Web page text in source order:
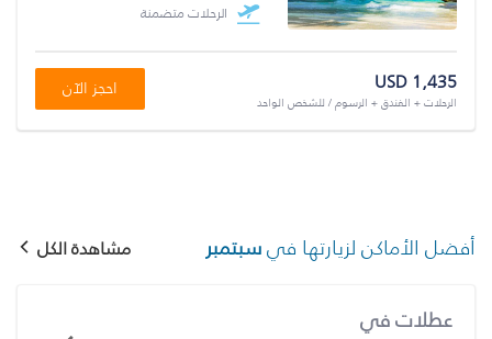
الرحلات متضمنة
USD 1,435
الرحلات + الفندق + الرسوم / للشخص الواحد
احجز الآن
أفضل الأماكن لزيارتها فيسبتمبر مشاهدة الكل
عطلات في